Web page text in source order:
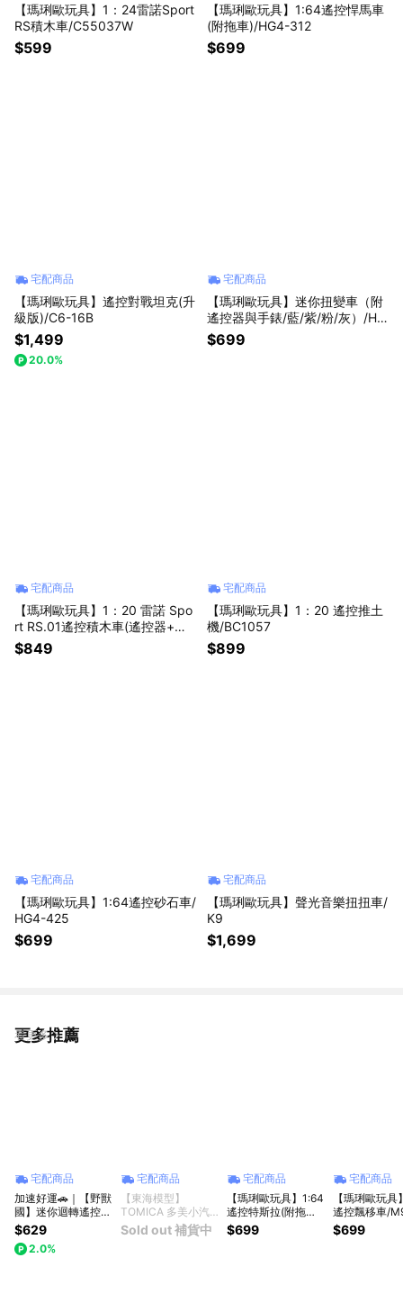
【瑪琍歐玩具】1：24雷諾Sport
RS積木車/C55037W
$599
【瑪琍歐玩具】1:64遙控悍馬車
(附拖車)/HG4-312
$699
宅配商品
【瑪琍歐玩具】遙控對戰坦克(升
級版)/C6-16B
$1,499
20.0%
宅配商品
【瑪琍歐玩具】迷你扭變車（附
遙控器與手錶/藍/紫/粉/灰）/HG
4-267
$699
宅配商品
【瑪琍歐玩具】1：20 雷諾 Spo
rt RS.01遙控積木車(遙控器+手
機APP)/C51094W
$849
宅配商品
【瑪琍歐玩具】1：20 遙控推土
機/BC1057
$899
宅配商品
【瑪琍歐玩具】1:64遙控砂石車/
HG4-425
$699
宅配商品
【瑪琍歐玩具】聲光音樂扭扭車/
K9
$1,699
更多推薦
看更多
宅配商品
加速好運🚗｜【野獸
國】迷你迴轉遙控賽
車 蜘蛛人｜
MEKBAO 美奇寶
$629
2.0%
宅配商品
【東海模型】
TOMICA 多美小汽
車 樂趣變形高速道
路組
Sold out 補貨中
宅配商品
【瑪琍歐玩具】1:64
遙控特斯拉(附拖
車)/HG4-313
$699
宅配商品
【瑪琍歐玩具
遙控飄移車/
$699